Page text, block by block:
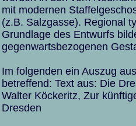
mit modernen
(z.B. Salzgasse). Regional
Grundlage des Entwurfs
gegenwartsbezogenen
Im folgenden ein Auszug
betreffend: Text aus: Die
Walter Köckeritz, Zur
Dresden